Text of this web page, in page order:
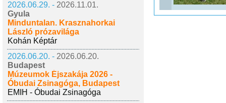
2026.06.29. - 2026.11.01.
Gyula
Minduntalan. Krasznahorkai
László prózavilága
Kohán Képtár
2026.06.20. - 2026.06.20.
Budapest
Múzeumok Éjszakája 2026 -
Óbudai Zsinagóga, Budapest
EMIH - Óbudai Zsinagóga